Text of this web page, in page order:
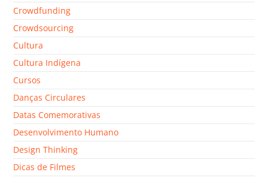
Crowdfunding
Crowdsourcing
Cultura
Cultura Indígena
Cursos
Danças Circulares
Datas Comemorativas
Desenvolvimento Humano
Design Thinking
Dicas de Filmes